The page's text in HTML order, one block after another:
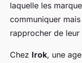
laquelle les
communiquer
rapprocher de leur
Chez Irok, une